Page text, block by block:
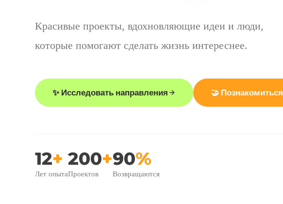
Красивые проекты, вдохновляющие идеи и люди,
которые помогают сделать жизнь интереснее.
✨ Исследовать направления 🤝 Познакомиться
12+
Лет опыта
200+
Проектов
90%
Возвращаются